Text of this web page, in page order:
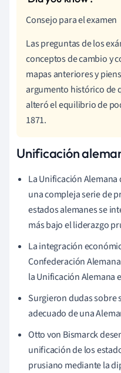
Consejo para el examen
Las preguntas de los
conceptos de cambio y
mapas anteriores y
argumento histórico de
alteró el equilibrio de
1871.
Unificación
La Unificación
una compleja serie de
estados alemanes se
más bajo el liderazgo
La integración
Confederación
la Unificación Alemana
Surgieron dudas sobre
adecuado de una
Otto von Bismarck
unificación de los
prusiano mediante la